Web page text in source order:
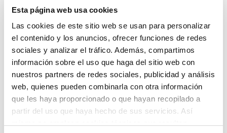
Esta página web usa cookies
Las cookies de este sitio web se usan para personalizar
el contenido y los anuncios, ofrecer funciones de redes
sociales y analizar el tráfico. Además, compartimos
información sobre el uso que haga del sitio web con
nuestros partners de redes sociales, publicidad y análisis
web, quienes pueden combinarla con otra información
que les haya proporcionado o que hayan recopilado a
partir del uso que haya hecho de sus servicios. Así
Valenciaport se sitúa en 2022 a la
cabeza de los puertos de España en el
tráfico de vehículos
Publicado el
20 marzo, 2023